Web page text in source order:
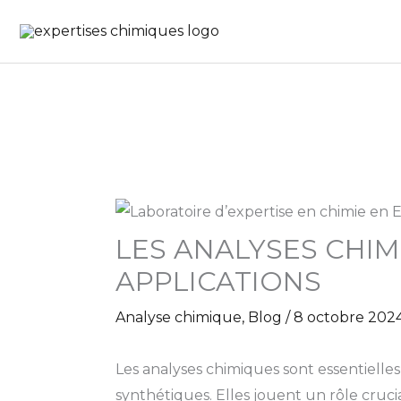
contenu
LES ANALYSES
APPLICATIONS
Analyse chimique, Blog /8 octobre
Les analyses chimiques sont
synthétiques. Elles jouent un rôle